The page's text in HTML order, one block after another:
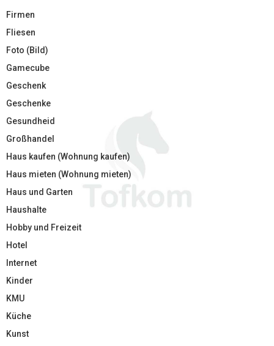
Firmen
Fliesen
Foto (Bild)
Gamecube
Geschenk
Geschenke
Gesundheid
Großhandel
Haus kaufen (Wohnung kaufen)
Haus mieten (Wohnung mieten)
Haus und Garten
Haushalte
Hobby und Freizeit
Hotel
Internet
Kinder
KMU
Küche
Kunst